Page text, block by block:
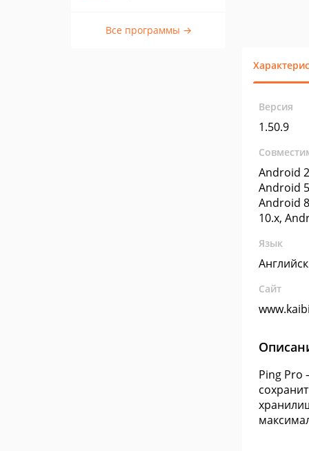
Все программы →
Версия
1.50.9
Android
Android
Android
10.x,
Язык
Сайт
Ping Pro